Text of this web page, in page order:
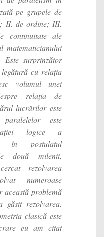
pe grupele de
II. de ordine; III.
continuitate ale
matematicianului
surprinzător
cu relația
volumul unei
relația de
lucrărilor este
este
logice a
în postulatul
două milenii,
rezolvarea
numeroase
această problemă
găsit rezolvarea.
clasică este
eu am citat